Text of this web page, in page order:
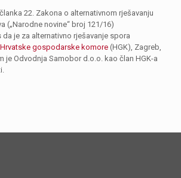
22. Zakona o alternativnom rješavanju
(„Narodne novine“ broj 121/16)
je za alternativno rješavanje spora
gospodarske komore (HGK), Zagreb,
je Odvodnja Samobor d.o.o. kao član HGK-a